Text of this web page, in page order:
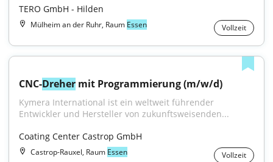
TERO GmbH - Hilden
Mülheim an der Ruhr, Raum Essen Vollzeit
CNC-Dreher mit Programmierung (m/w/d)
Kymera International ist ein weltweit führender
Entwickler und Hersteller von zukunftsweisenden...
Coating Center Castrop GmbH
Castrop-Rauxel, Raum Essen Vollzeit